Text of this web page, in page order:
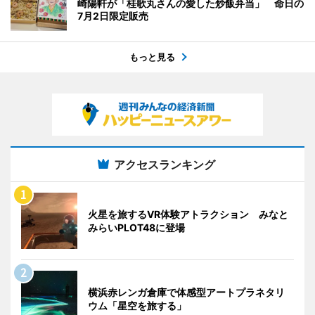
崎陽軒が「桂歌丸さんの愛した炒飯弁当」 命日の
7月2日限定販売
もっと見る
アクセスランキング
火星を旅するVR体験アトラクション みなと
みらいPLOT48に登場
横浜赤レンガ倉庫で体感型アートプラネタリ
ウム「星空を旅する」